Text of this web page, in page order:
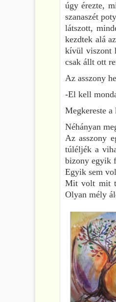
úgy érezte,
szanaszét
látszott,
kezdtek alá
kívül viszont
csak állt ott
Az asszony
-El kell
Megkereste
Néhányan
Az asszony
túléljék a
bizony egyik
Egyik sem
Mit volt mit
Olyan mély